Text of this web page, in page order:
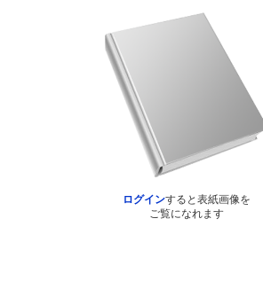
ログインすると表紙画像を
ご覧になれます